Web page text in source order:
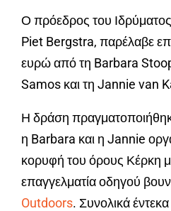
Ο πρόεδρος του
Piet Bergstra, παρέλαβε
ευρώ από τη Barbara
Samos και τη Jannie van
Η δράση
η Barbara και η Jannie
κορυφή του όρους Κέρκη
επαγγελματία οδηγού
Outdoors. Συνολικά